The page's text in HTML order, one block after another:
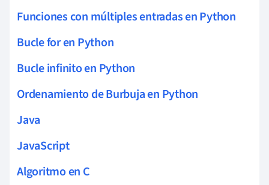
Funciones con múltiples entradas en Python
Bucle for en Python
Bucle infinito en Python
Ordenamiento de Burbuja en Python
Java
JavaScript
Algoritmo en C